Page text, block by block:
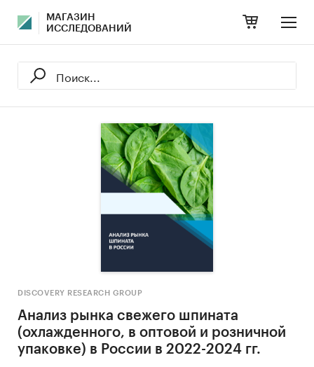
МАГАЗИН
ИССЛЕДОВАНИЙ
DISCOVERY RESEARCH GROUP
Анализ рынка свежего шпината
(охлажденного, в оптовой и розничной
упаковке) в России в 2022-2024 гг.